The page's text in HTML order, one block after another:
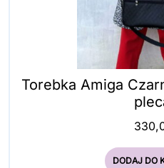
Torebka Amiga
DODAJ DO